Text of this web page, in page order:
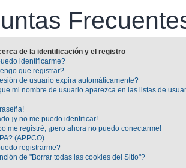
de la identificación y el registro
identificarme?
que registrar?
de usuario expira automáticamente?
mi nombre de usuario aparezca en las listas de
¡y no me puedo identificar!
me registré, ¡pero ahora no puedo conectarme!
(APPCO)
registrarme?
de "Borrar todas las cookies del Sitio"?